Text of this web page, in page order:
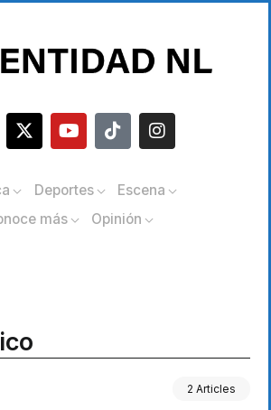
Deportes
Escena
más
Opinión
2 Articles